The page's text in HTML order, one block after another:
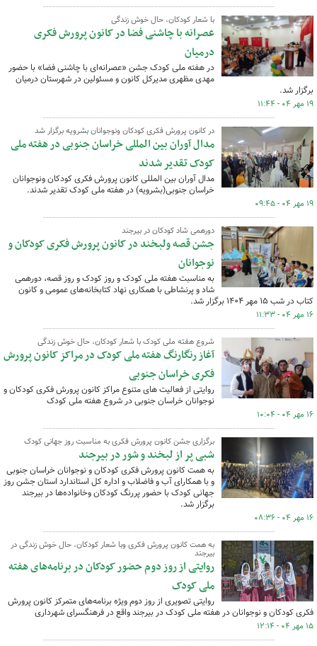
با شعار کودکان، حال خوش زندگی
عصرانه با چاشنی فضا در کانون پرورش فکری
درمیان
در هفته ملی کودک جشن «عصرانه‌ای با چاشنی فضا» با حضور
مهدی مظهری مدیرکل کانون و مسئولین در شهرستان درمیان
برگزار شد.
۱۹ مهر ۰۴ - ۱۱:۴۴
در کانون پرورش فکری کودکان ونوجوانان بشرویه برگزار شد
مدال آوران بین المللی خراسان جنوبی در هفته ملی
کودک تقدیر شدند
مدال آوران بین المللی کانون پرورش فکری کودکان ونوجوانان
خراسان جنوبی(بشرویه) در هفته ملی کودک تقدیر شدند.
۱۹ مهر ۰۴ - ۰۹:۴۵
دورهمی شاد کودکان در بیرجند
جشن قصه ولبخند در کانون پرورش فکری کودکان و
نوجوانان
به مناسبت هفته ملی کودک و روز کودک و روز قصه، دورهمی
شاد و پرنشاطی با همکاری نهاد کتابخانه‌های عمومی و کانون
کتاب در شب ۱۵ مهر ۱۴۰۴ برگزار شد.
۱۶ مهر ۰۴ - ۱۱:۳۳
شروع هفته ملی کودک با شعار کودکان، حال خوش زندگی
آغاز رنگارنگ هفته ملی کودک در مراکز کانون پرورش
فکری خراسان جنوبی
روایتی از فعالیت های متنوع مراکز کانون پرورش فکری کودکان و
نوجوانان خراسان جنوبی در شروع هفته ملی کودک
۱۶ مهر ۰۴ - ۱۰:۰۴
برگزاری جشن کانون پرورش فکری به مناسبت روز جهانی کودک
شبی پر از لبخند و شور در بیرجند
به همت کانون پرورش فکری کودکان و نوجوانان خراسان جنوبی
و با همکارای آب و فاضلاب و اداره کل استاندارد استان جشن روز
جهانی کودک با حضور پررنگ کودکان وخانواده‌ها در بیرجند
برگزار شد.
۱۶ مهر ۰۴ - ۰۸:۳۶
به همت کانون پرورش فکری وبا شعار کودکان، حال خوش زندگی در
بیرجند
روایتی از روز دوم حضور کودکان در برنامه‌های هفته
ملی کودک
روایتی تصویری از روز دوم ویژه برنامه‌های متمرکز کانون پرورش
فکری کودکان و نوجوانان در هفته ملی کودک در بیرجند واقع در فرهنگسرای شهرداری
۱۵ مهر ۰۴ - ۱۲:۱۴